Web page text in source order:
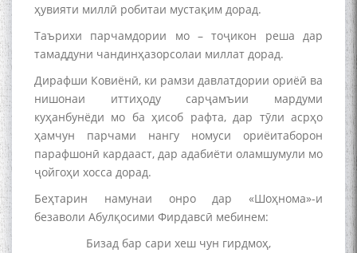
ҳувияти миллӣ робитаи мустақим дорад.
Таърихи парчамдории мо – тоҷикон реша дар
тамаддуни чандинҳазорсолаи миллат дорад.
Дирафши Ковиёнӣ, ки рамзи давлатдории ориёӣ ва
нишонаи иттиҳоду сарҷамъии мардуми
куҳанбунёди мо ба ҳисоб рафта, дар тӯли асрҳо
ҳамчун парчами нангу номуси ориёитаборон
парафшонӣ кардааст, дар адабиёти оламшумули мо
ҷойгоҳи хосса дорад.
Беҳтарин намунаи онро дар «Шоҳнома»-и
безаволи Абулқосими Фирдавсӣ мебинем:
Бизад бар сари хеш чун гирдмоҳ,